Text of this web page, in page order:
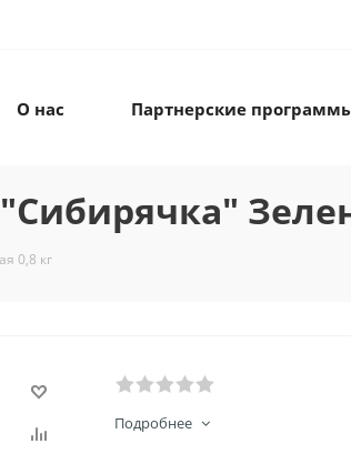
О нас Партнерские
0,8 кг
Подробнее